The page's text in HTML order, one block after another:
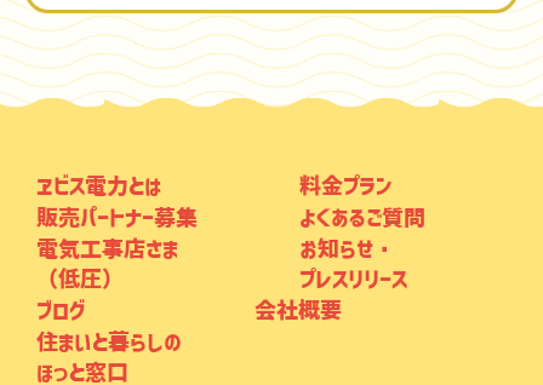
ヱビス電力とは
料金プラン
販売パートナー募集
よくあるご質問
電気工事店さま
（低圧）
お知らせ・
プレスリリース
ブログ
会社概要
住まいと暮らしの
ほっと窓口